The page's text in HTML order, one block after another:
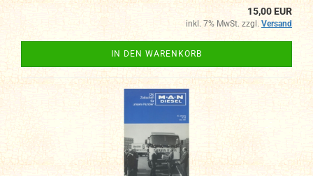
15,00 EUR
inkl. 7% MwSt. zzgl. Versand
IN DEN WARENKORB